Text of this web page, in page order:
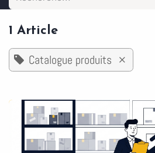
1 Article
Catalogue produits ×